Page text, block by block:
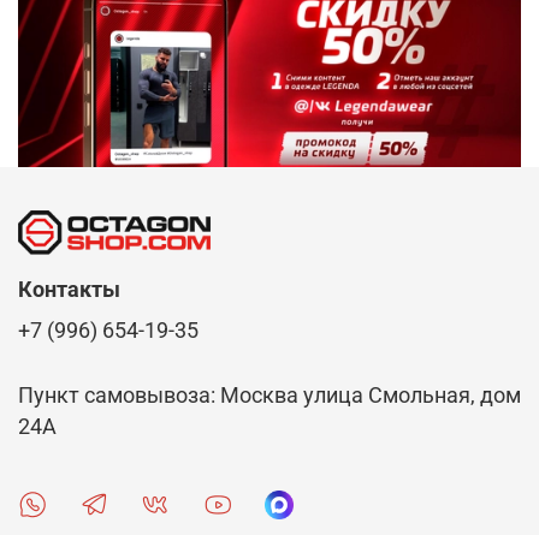
Контакты
+7 (996) 654-19-35
Пункт самовывоза: Москва улица Смольная, дом
24А